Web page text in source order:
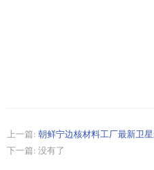
上一篇: 朝鲜宁边核材料工厂最新卫
下一篇: 没有了